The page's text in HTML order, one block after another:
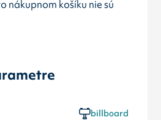
nákupnom košíku nie sú
billboard